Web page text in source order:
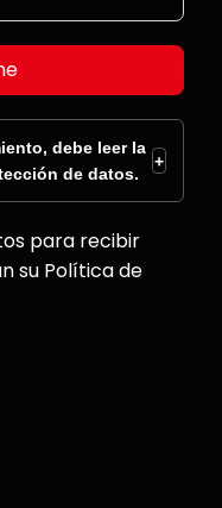
debe leer la
de datos.
+
para recibir
su Política de